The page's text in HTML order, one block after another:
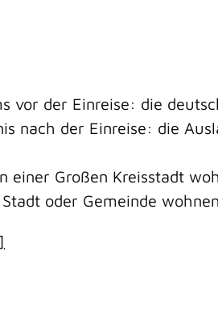
vor der Einreise: die
nach der Einreise: die
einer Großen Kreisstadt
oder Gemeinde